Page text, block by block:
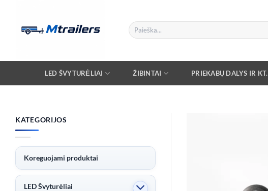
content
Ieškoti:
LED ŠVYTURĖLIAI ŽIBINTAI PRIEKABŲ DALYS IR KT.
KATEGORIJOS
Koreguojami produktai
LED Švyturėliai